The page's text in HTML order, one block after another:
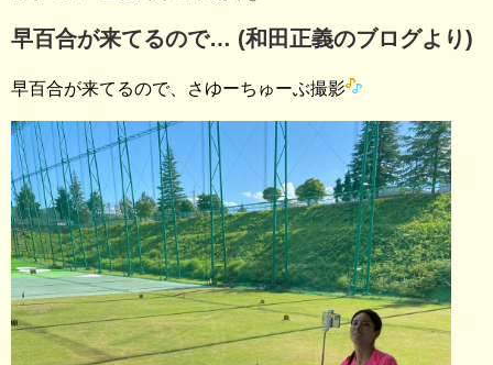
早百合が来てるので… (和田正義のブログより)
早百合が来てるので、さゆーちゅーぶ撮影